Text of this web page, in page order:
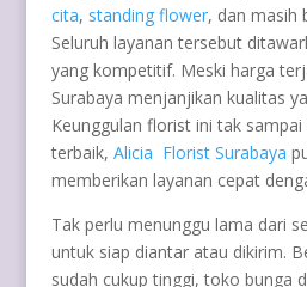
cita, standing flower, dan masih
Seluruh layanan tersebut
yang kompetitif. Meski harga
Surabaya menjanjikan kualitas
Keunggulan florist ini tak sampai
terbaik, Alicia Florist Surabaya
memberikan layanan cepat
Tak perlu menunggu lama dari
untuk siap diantar atau dikirim.
sudah cukup tinggi, toko bunga